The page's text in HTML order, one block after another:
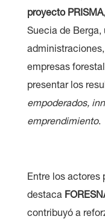
proyecto PRISMA
Suecia de Berga,
empresas
presentar los
empoderados,
emprendimiento.
Entre los actores
destaca
contribuyó a